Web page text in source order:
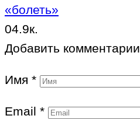
«болеть»
04.9к.
Добавить комментарии
Имя *
Email *